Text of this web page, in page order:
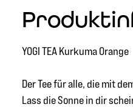
YOGI TEA Kurkuma Orange
Der Tee für alle, die mit
Lass die Sonne in dir